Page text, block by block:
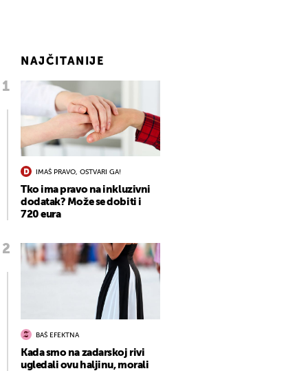
NAJČITANIJE
IMAŠ PRAVO, OSTVARI GA!
Tko ima pravo na inkluzivni
dodatak? Može se dobiti i
720 eura
BAŠ EFEKTNA
Kada smo na zadarskoj rivi
ugledali ovu haljinu, morali